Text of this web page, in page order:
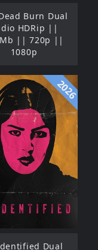
Burn Dual
HDRip ||
|| 720p ||
1080p
2026
Dual